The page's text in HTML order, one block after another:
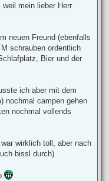
mein lieber Herr
neuen Freund (ebenfalls
schrauben ordentlich
Bier und der
ich aber mit dem
nochmal campen gehen
nochmal vollends
wirklich toll, aber nach
bissl durch)